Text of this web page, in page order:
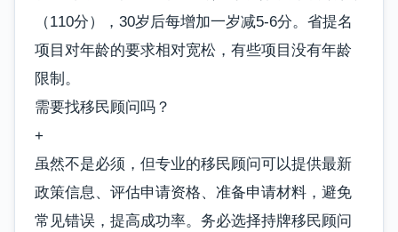
（110分），30岁后每增加一岁减5-6分。省提名
项目对年龄的要求相对宽松，有些项目没有年龄
限制。
需要找移民顾问吗？
+
虽然不是必须，但专业的移民顾问可以提供最新
政策信息、评估申请资格、准备申请材料，避免
常见错误，提高成功率。务必选择持牌移民顾问